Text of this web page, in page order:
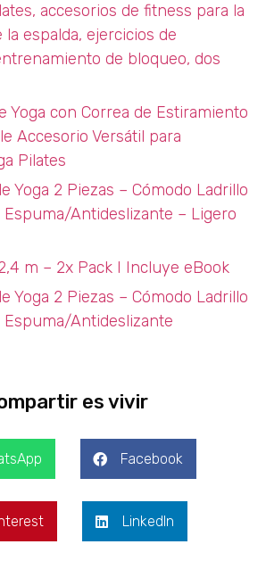
accesorios de fitness para la
espalda, ejercicios de
de bloqueo, dos
Yoga con Correa de Estiramiento
Accesorio Versátil para
Pilates
Yoga 2 Piezas – Cómodo Ladrillo
Antideslizante – Ligero
m – 2x Pack I Incluye eBook
Yoga 2 Piezas – Cómodo Ladrillo
Antideslizante
es vivir
Facebook
LinkedIn